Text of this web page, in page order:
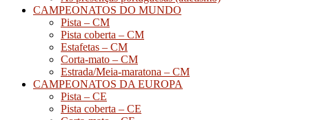
CAMPEONATOS DO MUNDO
Pista – CM
Pista coberta – CM
Estafetas – CM
Corta-mato – CM
Estrada/Meia-maratona – CM
CAMPEONATOS DA EUROPA
Pista – CE
Pista coberta – CE